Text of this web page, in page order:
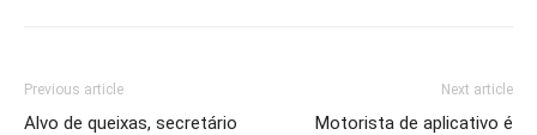
Previous article
Alvo de queixas, secretário
Next article
Motorista de aplicativo é